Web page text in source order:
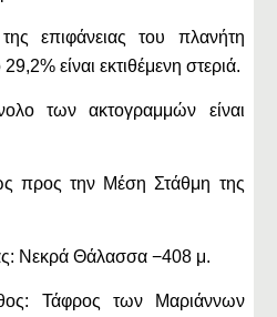
επιφάνειας του πλανήτη
είναι εκτιθέμενη στεριά.
των ακτογραμμών είναι
προς την Μέση Στάθμη της
Νεκρά Θάλασσα −408 μ.
Τάφρος των Μαριάννων